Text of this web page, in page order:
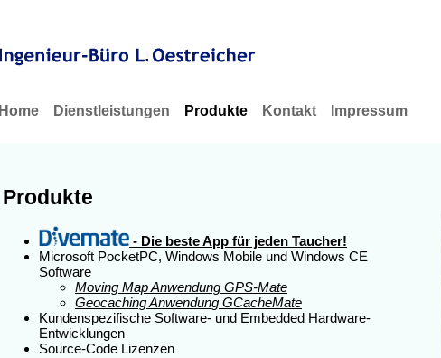
Home Dienstleistungen Produkte Kontakt Impressum
Produkte
- Die beste App für jeden Taucher!
Microsoft PocketPC, Windows Mobile und Windows CE
Software
Moving Map Anwendung GPS-Mate
Geocaching Anwendung GCacheMate
Kundenspezifische Software- und Embedded Hardware-
Entwicklungen
Source-Code Lizenzen